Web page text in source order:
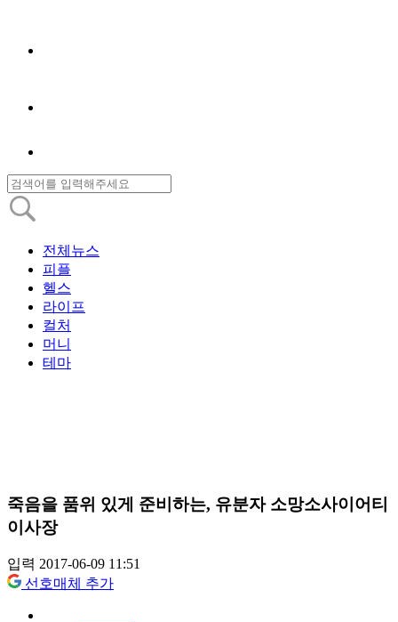
전체뉴스
피플
헬스
라이프
컬처
머니
테마
죽음을 품위 있게 준비하는, 유분자 소망소사이어티
이사장
입력 2017-06-09 11:51
선호매체 추가